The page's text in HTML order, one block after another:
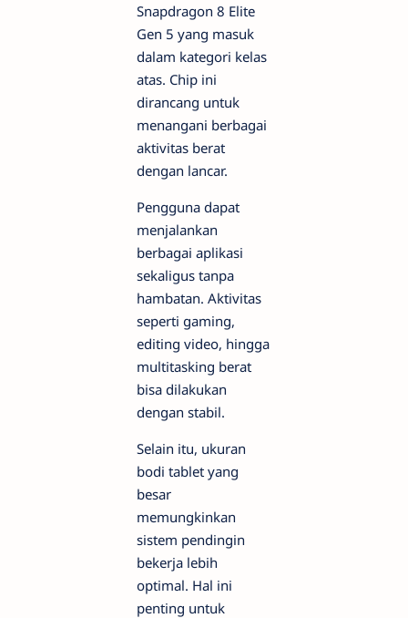
Snapdragon 8 Elite
Gen 5 yang masuk
dalam kategori kelas
atas. Chip ini
dirancang untuk
menangani berbagai
aktivitas berat
dengan lancar.
Pengguna dapat
menjalankan
berbagai aplikasi
sekaligus tanpa
hambatan. Aktivitas
seperti gaming,
editing video, hingga
multitasking berat
bisa dilakukan
dengan stabil.
Selain itu, ukuran
bodi tablet yang
besar
memungkinkan
sistem pendingin
bekerja lebih
optimal. Hal ini
penting untuk